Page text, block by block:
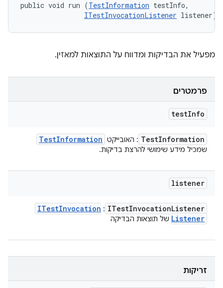
public void run (TestInformation testInfo,
ITestInvocationListener listener)
מפעיל את הבדיקות ומדווח על התוצאות למאזין.
פרמטרים
testInfo
TestInformation : האובייקט TestInformation
שמכיל מידע שימושי להרצת בדיקות.
listener
ITestInvocationListener
:
ITestInvocation
Listener של תוצאות הבדיקה
זריקות